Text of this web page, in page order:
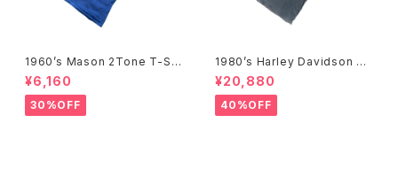
1960’s Mason 2Tone T-Shi
rts -1960年代 メイソン 2トー
ンTシャツ-
¥6,160
30%OFF
1980’s Harley Davidson T-
Shirts -1980年代 ハーレー・
ダビッドソン Tシャツ-
¥20,880
40%OFF